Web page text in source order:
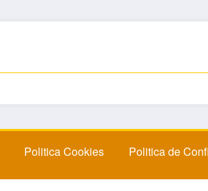
Politica Cookies Politica de